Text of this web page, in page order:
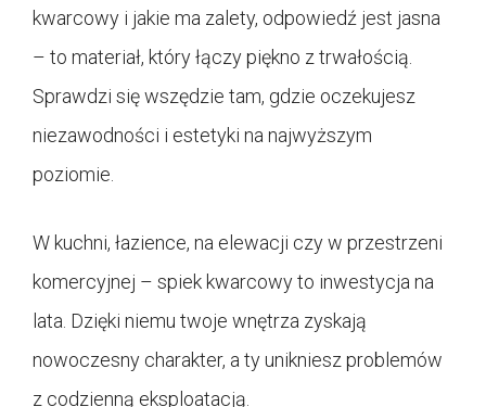
kwarcowy i jakie ma zalety, odpowiedź jest jasna
– to materiał, który łączy piękno z trwałością.
Sprawdzi się wszędzie tam, gdzie oczekujesz
niezawodności i estetyki na najwyższym
poziomie.
W kuchni, łazience, na elewacji czy w przestrzeni
komercyjnej – spiek kwarcowy to inwestycja na
lata. Dzięki niemu twoje wnętrza zyskają
nowoczesny charakter, a ty unikniesz problemów
z codzienną eksploatacją.